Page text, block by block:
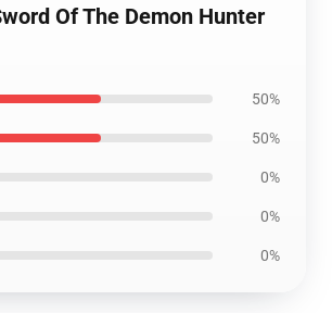
Of The Demon Hunter
50%
50%
0%
0%
0%